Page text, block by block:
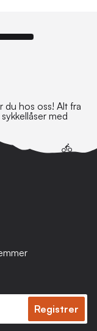
du hos oss! Alt fra
med
Registrer